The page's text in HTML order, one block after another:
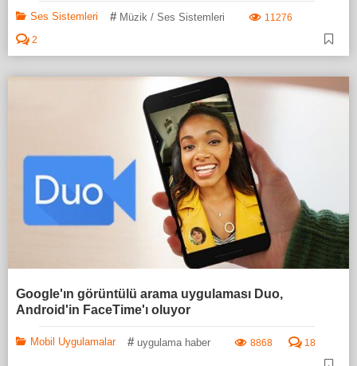
Ses Sistemleri # Müzik / Ses Sistemleri
11276
2
Google'ın görüntülü arama uygulaması Duo,
Android'in FaceTime'ı oluyor
Mobil Uygulamalar # uygulama haber 8868 18